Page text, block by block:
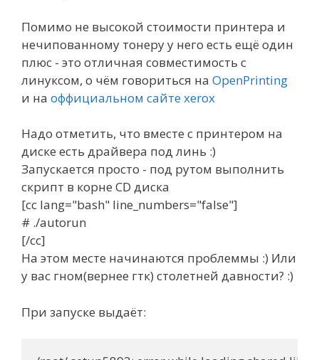
Помимо не высокой стоимости принтера и
нечипованному тонеру у него есть ещё один
плюс - это отличная совместимость с
линуксом, о чём говориться на OpenPrinting
и на оффициальном сайте xerox
Надо отметить, что вместе с принтером на
диске есть драйвера под линь :)
Запускается просто - под рутом выполнить
скрипт в корне CD диска
[cc lang="bash" line_numbers="false"]
# ./autorun
[/cc]
На этом месте начинаются проблеммы :) Или
у вас гном(вернее гтк) столетней давности? :)
При запуске выдаёт: